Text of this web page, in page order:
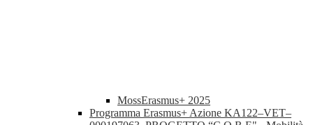
MossErasmus+ 2025
Programma Erasmus+ Azione KA122–VET–